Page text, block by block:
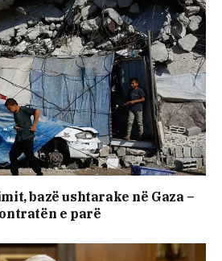
bazë ushtarake në Gaza –
e parë